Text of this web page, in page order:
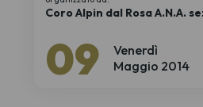
Venerdì
09 Maggio 2014
Coro Alpin dal Rosa A.N.A.